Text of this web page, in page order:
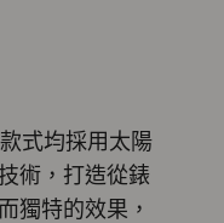
式均採用太陽
術，打造從錶
獨特的效果，